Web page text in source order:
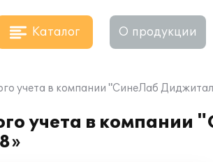
Каталог О продукции
учета в компании "СинеЛаб
учета в